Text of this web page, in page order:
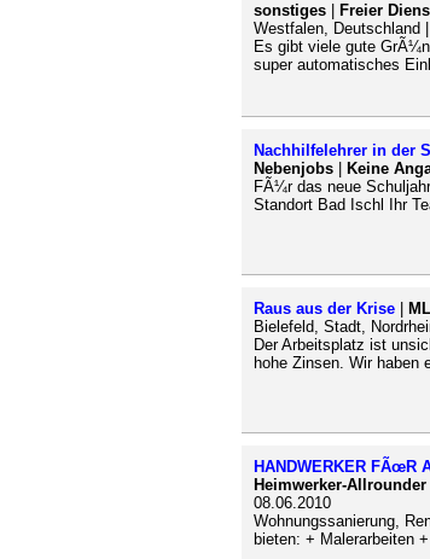
sonstiges
Freier
Westfalen, Deutschland
Es gibt viele gute
super automatisches
Nachhilfelehrer in der
Nebenjobs
Keine
FÃ¼r das neue
Standort Bad Ischl Ihr
Raus aus der Krise
Bielefeld, Stadt,
Der Arbeitsplatz ist
hohe Zinsen. Wir haben
HANDWERKER FÃœR
Heimwerker-Allrounder
08.06.2010
Wohnungssanierung,
bieten: + Malerarbeiten